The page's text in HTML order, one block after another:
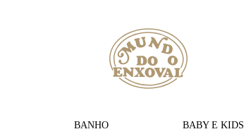
BANHO BABY E KIDS